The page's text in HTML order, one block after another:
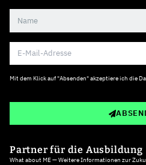
Mit dem Klick auf "Absenden" akzeptiere ich die
Partner für die Ausbildung
What about ME — Weitere Informationen zur